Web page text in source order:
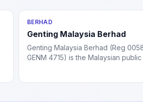
BERHAD
Genting Malaysia Berhad
Genting Malaysia Berhad (Reg
GENM 4715) is the Malaysian